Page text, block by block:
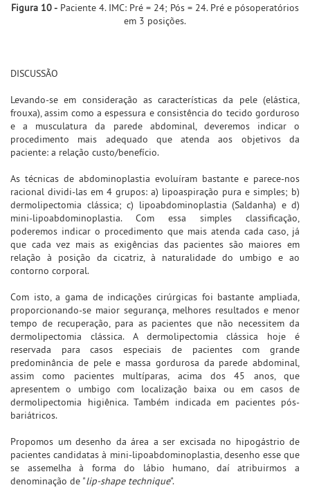
Figura 10 - Paciente 4. IMC: Pré = 24; Pós = 24. Pré e pósoperatórios
em 3 posições.
DISCUSSÃO
Levando-se em consideração as características da pele (elástica,
frouxa), assim como a espessura e consistência do tecido gorduroso
e a musculatura da parede abdominal, deveremos indicar o
procedimento mais adequado que atenda aos objetivos da
paciente: a relação custo/benefício.
As técnicas de abdominoplastia evoluíram bastante e parece-nos
racional dividi-las em 4 grupos: a) lipoaspiração pura e simples; b)
dermolipectomia clássica; c) lipoabdominoplastia (Saldanha) e d)
mini-lipoabdominoplastia. Com essa simples classificação,
poderemos indicar o procedimento que mais atenda cada caso, já
que cada vez mais as exigências das pacientes são maiores em
relação à posição da cicatriz, à naturalidade do umbigo e ao
contorno corporal.
Com isto, a gama de indicações cirúrgicas foi bastante ampliada,
proporcionando-se maior segurança, melhores resultados e menor
tempo de recuperação, para as pacientes que não necessitem da
dermolipectomia clássica. A dermolipectomia clássica hoje é
reservada para casos especiais de pacientes com grande
predominância de pele e massa gordurosa da parede abdominal,
assim como pacientes multíparas, acima dos 45 anos, que
apresentem o umbigo com localização baixa ou em casos de
dermolipectomia higiênica. Também indicada em pacientes pós-
bariátricos.
Propomos um desenho da área a ser excisada no hipogástrio de
pacientes candidatas à mini-lipoabdominoplastia, desenho esse que
se assemelha à forma do lábio humano, daí atribuirmos a
denominação de "lip-shape technique".